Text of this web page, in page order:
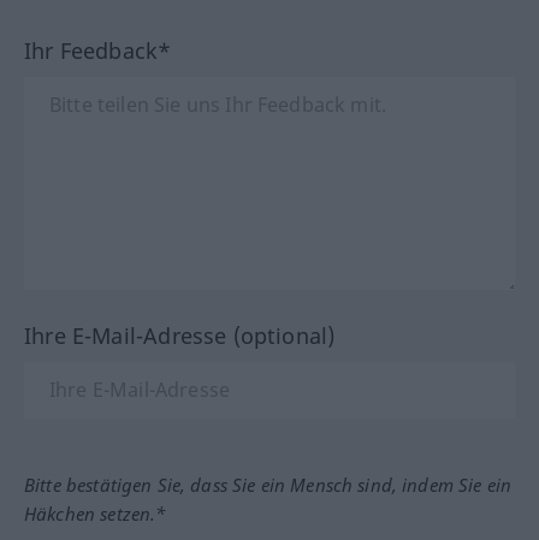
Ihr Feedback*
Ihre E-Mail-Adresse (optional)
Bitte bestätigen Sie, dass Sie ein Mensch sind, indem Sie ein
Häkchen setzen.*